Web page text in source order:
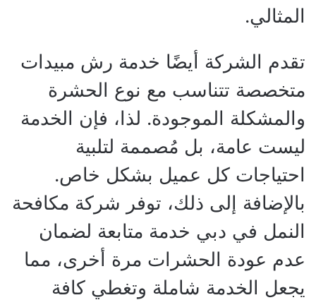
المثالي.
تقدم الشركة أيضًا خدمة رش مبيدات
متخصصة تتناسب مع نوع الحشرة
والمشكلة الموجودة. لذا، فإن الخدمة
ليست عامة، بل مُصممة لتلبية
احتياجات كل عميل بشكل خاص.
بالإضافة إلى ذلك، توفر شركة مكافحة
النمل في دبي خدمة متابعة لضمان
عدم عودة الحشرات مرة أخرى، مما
يجعل الخدمة شاملة وتغطي كافة